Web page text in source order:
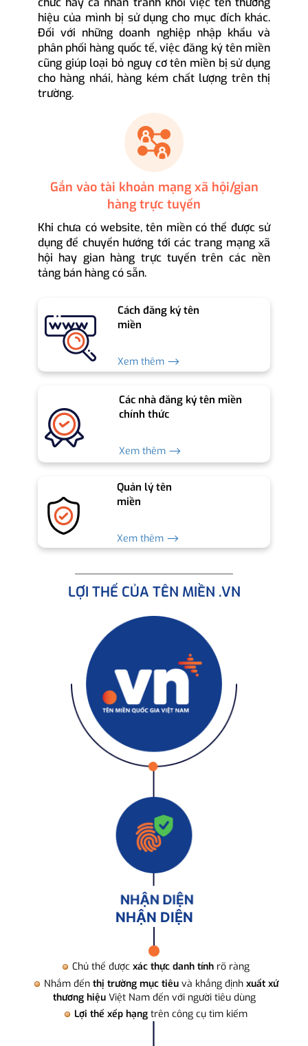
hiệu của mình bị sử dụng cho mục đích khác.
Đối với những doanh nghiệp nhập khẩu và
phân phối hàng quốc tế, việc đăng ký tên miền
cũng giúp loại bỏ nguy cơ tên miền bị sử dụng
cho hàng nhái, hàng kém chất lượng trên thị
trường.
Gắn vào tài khoản mạng xã hội/gian
hàng trực tuyến
Khi chưa có website, tên miền có thể được sử
dụng để chuyển hướng tới các trang mạng xã
hội hay gian hàng trực tuyến trên các nền
tảng bán hàng có sẵn.
Cách đăng ký tên
miền
Xem thêm ⟶
Các nhà đăng ký tên miền
chính thức
Xem thêm ⟶
Quản lý tên
miền
Xem thêm ⟶
LỢI THẾ CỦA TÊN MIỀN .VN
NHẬN DIỆN
Chủ thể được xác thực danh tính rõ ràng
Nhắm đến thị trường mục tiêuvà khẳng định xuất xứ
thương hiệuViệt Nam đến với người tiêu dùng
Lợi thế xếp hạng trên công cụ tìm kiếm